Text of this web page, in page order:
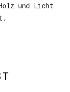
Holz und Licht